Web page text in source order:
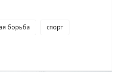
борьба спорт